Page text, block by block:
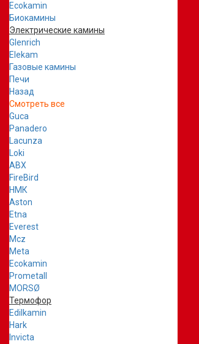
Ecokamin
Биокамины
Электрические камины
Glenrich
Elekam
Газовые камины
Печи
Назад
Смотреть все
Guca
Panadero
Lacunza
Loki
ABX
FireBird
НМК
Aston
Etna
Everest
Mcz
Meta
Ecokamin
Prometall
MORSØ
Термофор
Edilkamin
Hark
Invicta